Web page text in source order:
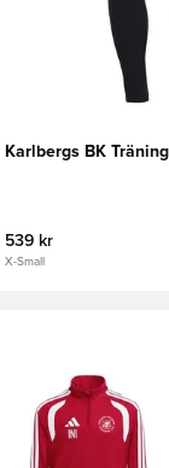
Karlbergs BK
539 kr
X-Small
dig som medlem
Öppnar en Modal